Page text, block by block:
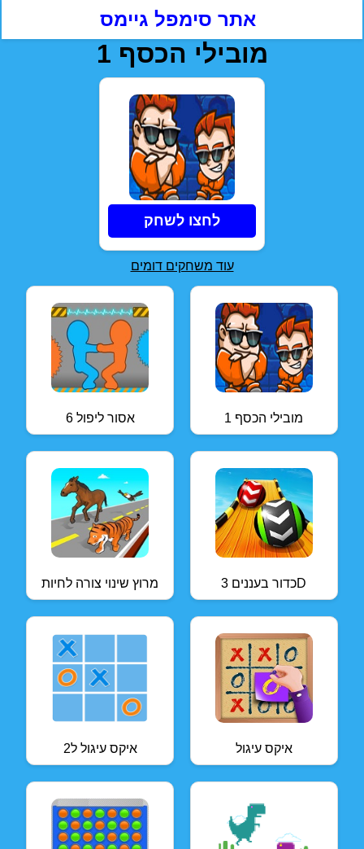
אתר סימפל גיימס
מובילי הכסף 1
לחצו לשחק
עוד משחקים דומים
אסור ליפול 6 מובילי הכסף 1
מרוץ שינוי צורה לחיות כדור בעננים 3D
איקס עיגול ל2 איקס עיגול